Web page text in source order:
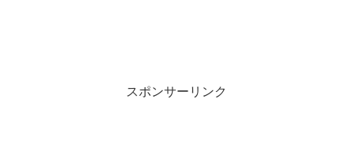
スポンサーリンク